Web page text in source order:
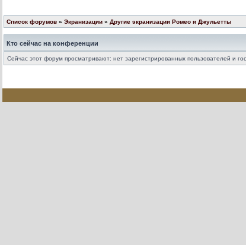
Список форумов » Экранизации » Другие экранизации Ромео и Джульетты
Кто сейчас на конференции
Сейчас этот форум просматривают: нет зарегистрированных пользователей и